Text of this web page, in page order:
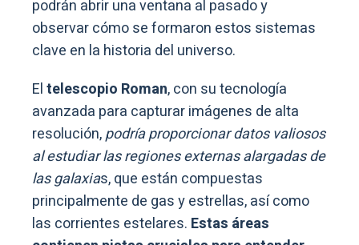
podrán abrir una ventana al pasado y
observar cómo se formaron estos sistemas
clave en la historia del universo.
Eltelescopio Roman, con su tecnología
avanzada para capturar imágenes de alta
resolución,podría proporcionar datos valiosos
al estudiar las regiones externas alargadas de
las galaxias, que están compuestas
principalmente de gas y estrellas, así como
las corrientes estelares. Estas áreas